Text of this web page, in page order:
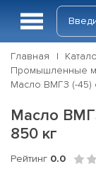
Главная
Промышленные
Масло ВМГЗ (-45)
Масло
850 кг
Рейтинг 0.0